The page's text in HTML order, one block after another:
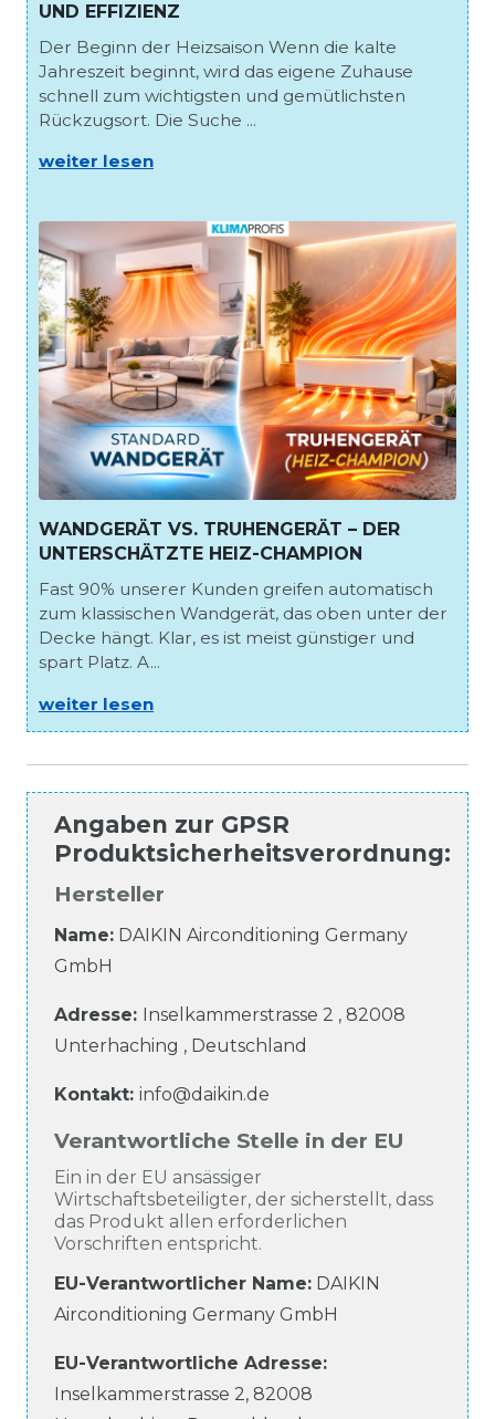
UND EFFIZIENZ
Der Beginn der Heizsaison Wenn die kalte
Jahreszeit beginnt, wird das eigene Zuhause
schnell zum wichtigsten und gemütlichsten
Rückzugsort. Die Suche ...
weiter lesen
WANDGERÄT VS. TRUHENGERÄT – DER
UNTERSCHÄTZTE HEIZ-CHAMPION
Fast 90% unserer Kunden greifen automatisch
zum klassischen Wandgerät, das oben unter der
Decke hängt. Klar, es ist meist günstiger und
spart Platz. A...
weiter lesen
Angaben zur GPSR
Produktsicherheitsverordnung:
Hersteller
Name: DAIKIN Airconditioning Germany
GmbH
Adresse: Inselkammerstrasse 2 , 82008
Unterhaching , Deutschland
Kontakt: info@daikin.de
Verantwortliche Stelle in der EU
Ein in der EU ansässiger
Wirtschaftsbeteiligter, der sicherstellt, dass
das Produkt allen erforderlichen
Vorschriften entspricht.
EU-Verantwortlicher Name: DAIKIN
Airconditioning Germany GmbH
EU-Verantwortliche Adresse:
Inselkammerstrasse 2, 82008